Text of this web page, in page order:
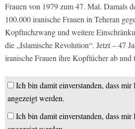
Frauen von 1979 zum 47. Mal. Damals
100.000 iranische Frauen in Teheran
Kopftuchzwang und weitere
die „Islamische Revolution“. Jetzt – 47
iranische Frauen ihre Kopftücher ab und
Ich bin damit einverstanden, dass
angezeigt werden.
Ich bin damit einverstanden, dass